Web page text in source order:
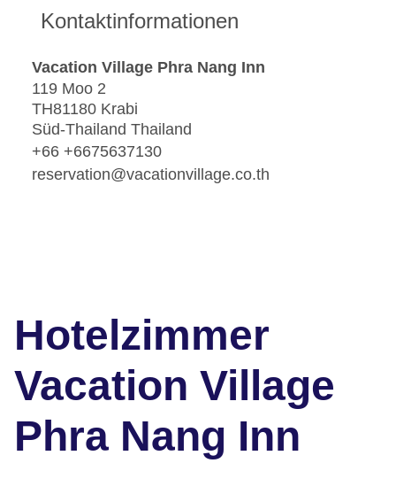
Kontaktinformationen
Vacation Village Phra Nang Inn
119 Moo 2
TH81180 Krabi
Süd-Thailand Thailand
+66 +6675637130
reservation@vacationvillage.co.th
Hotelzimmer
Vacation Village
Phra Nang Inn